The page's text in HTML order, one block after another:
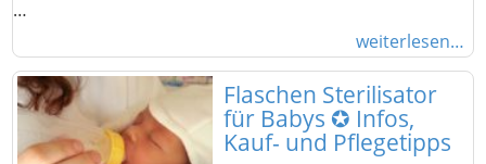
…
weiterlesen…
Flaschen Sterilisator
für Babys ✪ Infos,
Kauf- und Pflegetipps